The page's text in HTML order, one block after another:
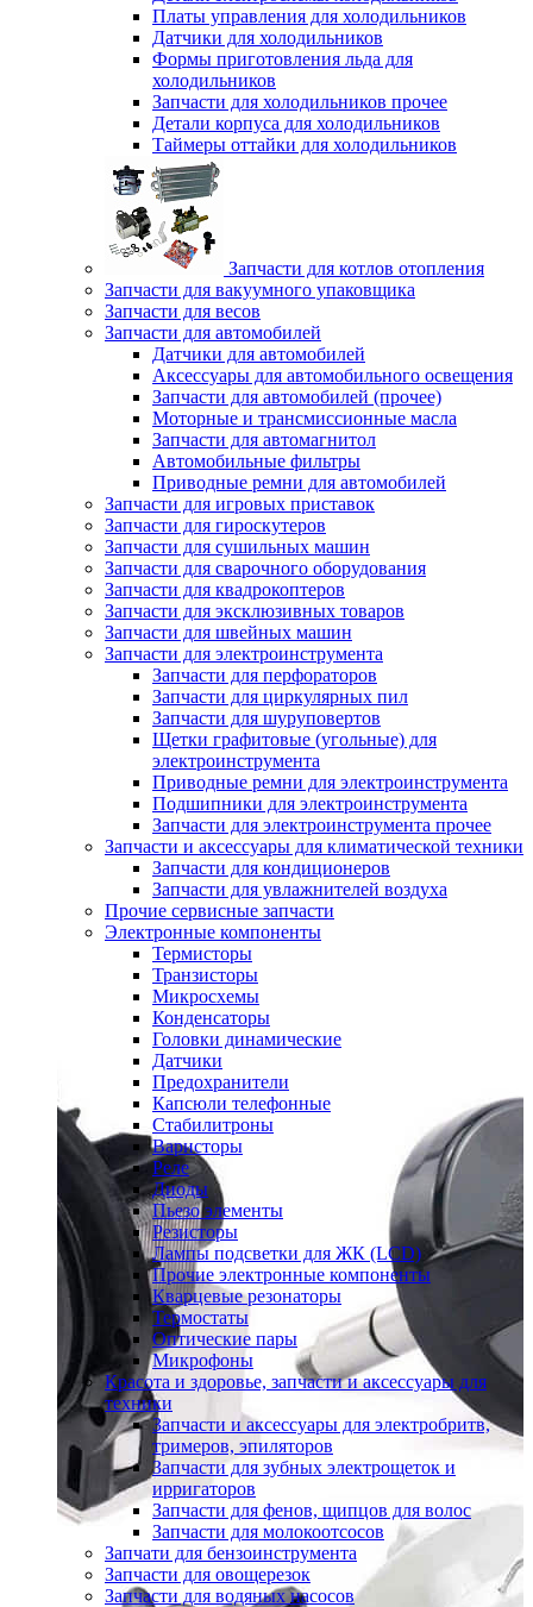
Платы управления для холодильников
Датчики для холодильников
Формы приготовления льда для
холодильников
Запчасти для холодильников прочее
Детали корпуса для холодильников
Таймеры оттайки для холодильников
Запчасти для котлов отопления
Запчасти для вакуумного упаковщика
Запчасти для весов
Запчасти для автомобилей
Датчики для автомобилей
Аксессуары для автомобильного освещения
Запчасти для автомобилей (прочее)
Моторные и трансмиссионные масла
Запчасти для автомагнитол
Автомобильные фильтры
Приводные ремни для автомобилей
Запчасти для игровых приставок
Запчасти для гироскутеров
Запчасти для сушильных машин
Запчасти для сварочного оборудования
Запчасти для квадрокоптеров
Запчасти для эксклюзивных товаров
Запчасти для швейных машин
Запчасти для электроинструмента
Запчасти для перфораторов
Запчасти для циркулярных пил
Запчасти для шуруповертов
Щетки графитовые (угольные) для
электроинструмента
Приводные ремни для электроинструмента
Подшипники для электроинструмента
Запчасти для электроинструмента прочее
Запчасти и аксессуары для климатической техники
Запчасти для кондиционеров
Запчасти для увлажнителей воздуха
Прочие сервисные запчасти
Электронные компоненты
Термисторы
Транзисторы
Микросхемы
Конденсаторы
Головки динамические
Датчики
Предохранители
Капсюли телефонные
Стабилитроны
Варисторы
Реле
Диоды
Пьезо элементы
Резисторы
Лампы подсветки для ЖК (LCD)
Прочие электронные компоненты
Кварцевые резонаторы
Термостаты
Оптические пары
Микрофоны
Красота и здоровье, запчасти и аксессуары для
техники
Запчасти и аксессуары для электробритв,
тримеров, эпиляторов
Запчасти для зубных электрощеток и
ирригаторов
Запчасти для фенов, щипцов для волос
Запчасти для молокоотсосов
Запчати для бензоинструмента
Запчасти для овощерезок
Запчасти для водяных насосов